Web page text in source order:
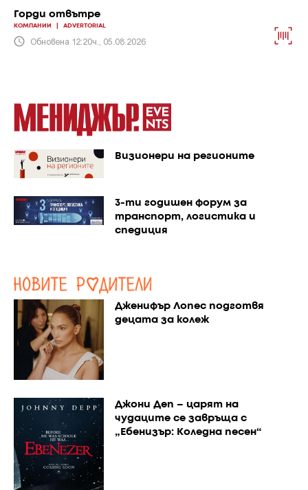
Горди отвътре
КОМПАНИИ ADVERTORIAL
Обновена 12:20ч., 05.08.2026
Визионери на регионите
3-ти годишен форум за
транспорт, логистика и
спедиция
Дженифър Лопес подготвя
децата за колеж
Джони Деп – царят на
чудаците се завръща с
„Ебенизър: Коледна песен“